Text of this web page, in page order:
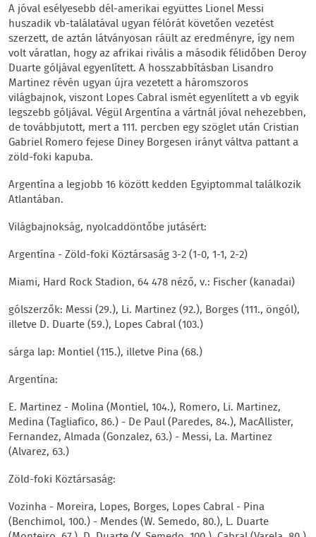
A jóval esélyesebb dél-amerikai együttes Lionel Messi
huszadik vb-találatával ugyan félórát követően vezetést
szerzett, de aztán látványosan ráült az eredményre, így nem
volt váratlan, hogy az afrikai rivális a második félidőben Deroy
Duarte góljával egyenlített. A hosszabbításban Lisandro
Martinez révén ugyan újra vezetett a háromszoros
világbajnok, viszont Lopes Cabral ismét egyenlített a vb egyik
legszebb góljával. Végül Argentína a vártnál jóval nehezebben,
de továbbjutott, mert a 111. percben egy szöglet után Cristian
Gabriel Romero fejese Diney Borgesen irányt váltva pattant a
zöld-foki kapuba.
Argentína a legjobb 16 között kedden Egyiptommal találkozik
Atlantában.
Világbajnokság, nyolcaddöntőbe jutásért:
Argentína - Zöld-foki Köztársaság 3-2 (1-0, 1-1, 2-2)
Miami, Hard Rock Stadion, 64 478 néző, v.: Fischer (kanadai)
gólszerzők: Messi (29.), Li. Martinez (92.), Borges (111., öngól),
illetve D. Duarte (59.), Lopes Cabral (103.)
sárga lap: Montiel (115.), illetve Pina (68.)
Argentína:
E. Martinez - Molina (Montiel, 104.), Romero, Li. Martinez,
Medina (Tagliafico, 86.) - De Paul (Paredes, 84.), MacAllister,
Fernandez, Almada (Gonzalez, 63.) - Messi, La. Martinez
(Alvarez, 63.)
Zöld-foki Köztársaság:
Vozinha - Moreira, Lopes, Borges, Lopes Cabral - Pina
(Benchimol, 100.) - Mendes (W. Semedo, 80.), L. Duarte